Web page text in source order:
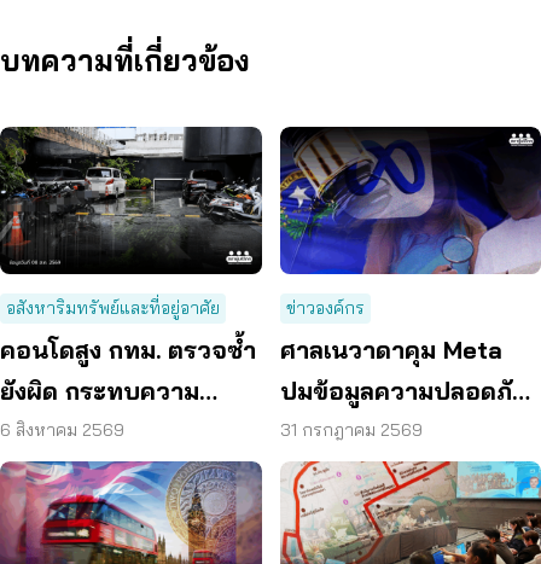
บทความที่เกี่ยวข้อง
อสังหาริมทรัพย์และที่อยู่อาศัย
คอนโดสูง กทม. ตรวจซ้ำ
ยังผิด กระทบความ
ปลอดภัย
6 สิงหาคม 2569
ข่าวองค์กร
ศาลเนวาดาคุม Meta
ปมข้อมูลความปลอดภัย
ต่อเด็กบนเมสเซนเจอร์
31 กรกฎาคม 2569